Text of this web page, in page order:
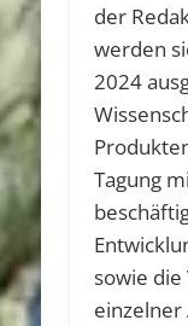
der
werden
2024
Tagung
sowie die
einzelner